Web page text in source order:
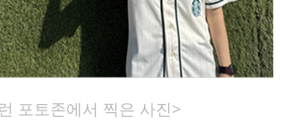
포토존에서 찍은 사진>